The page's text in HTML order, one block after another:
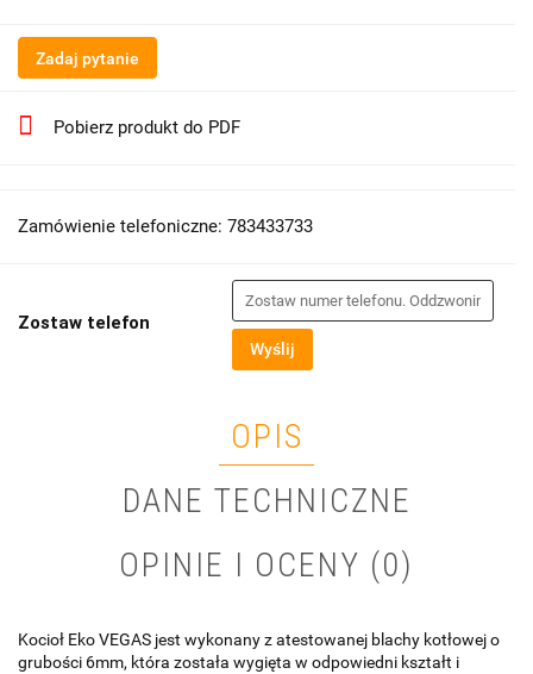
Zadaj pytanie
Pobierz produkt do PDF
Zamówienie telefoniczne: 783433733
Zostaw telefon
Wyślij
OPIS
DANE TECHNICZNE
OPINIE I OCENY (0)
Kocioł Eko VEGAS jest wykonany z atestowanej blachy kotłowej o
grubości 6mm, która została wygięta w odpowiedni kształt i